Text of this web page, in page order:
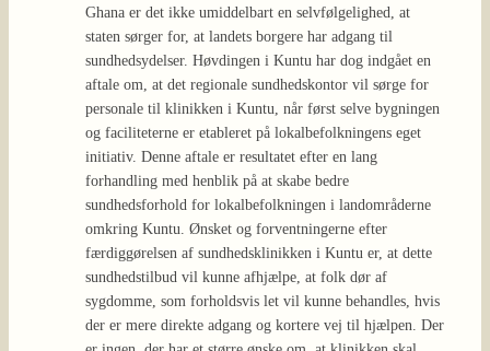
Ghana er det ikke umiddelbart en selvfølgelighed, at
staten sørger for, at landets borgere har adgang til
sundhedsydelser. Høvdingen i Kuntu har dog indgået en
aftale om, at det regionale sundhedskontor vil sørge for
personale til klinikken i Kuntu, når først selve bygningen
og faciliteterne er etableret på lokalbefolkningens eget
initiativ. Denne aftale er resultatet efter en lang
forhandling med henblik på at skabe bedre
sundhedsforhold for lokalbefolkningen i landområderne
omkring Kuntu. Ønsket og forventningerne efter
færdiggørelsen af sundhedsklinikken i Kuntu er, at dette
sundhedstilbud vil kunne afhjælpe, at folk dør af
sygdomme, som forholdsvis let vil kunne behandles, hvis
der er mere direkte adgang og kortere vej til hjælpen. Der